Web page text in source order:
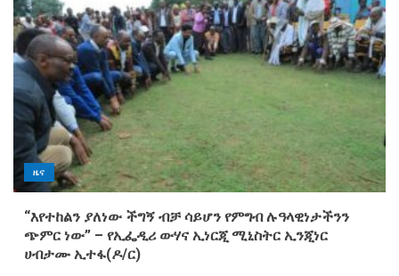
ዜና
“እየተከልን ያለነው ችግኝ ብቻ ሳይሆን የምግብ ሉዓላዊነታችንን
ጭምር ነው” – የኢፌዲሪ ውሃና ኢነርጂ ሚኒስትር ኢንጂነር
ሀብታሙ ኢተፋ(ዶ/ር)